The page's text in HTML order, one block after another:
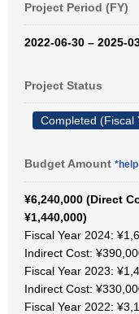
Project Period (FY)
2022-06-30 – 2025-
Project Status
Completed (Fiscal
Budget Amount *help
¥6,240,000 (Direct
¥1,440,000)
Fiscal Year 2024:
Indirect Cost:
Fiscal Year 2023:
Indirect Cost:
Fiscal Year 2022: